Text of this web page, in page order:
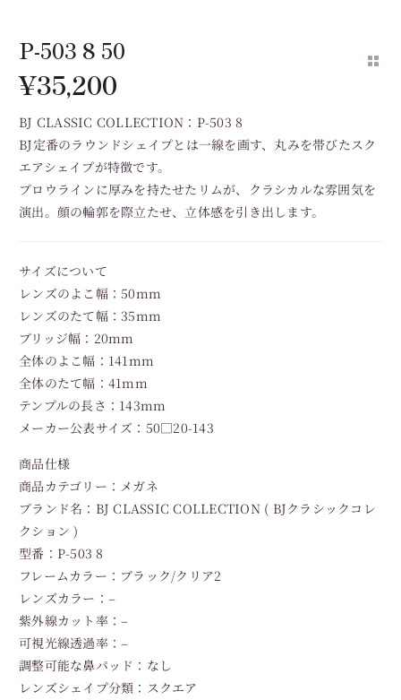
P-503 8 50
¥35,200
BJ CLASSIC COLLECTION：P-503 8
BJ定番のラウンドシェイプとは一線を画す、丸みを帯びたスク
エアシェイプが特徴です。
ブロウラインに厚みを持たせたリムが、クラシカルな雰囲気を
演出。顔の輪郭を際立たせ、立体感を引き出します。
サイズについて
レンズのよこ幅：50mm
レンズのたて幅：35mm
ブリッジ幅：20mm
全体のよこ幅：141mm
全体のたて幅：41mm
テンプルの長さ：143mm
メーカー公表サイズ：50□20-143
商品仕様
商品カテゴリー：メガネ
ブランド名：BJ CLASSIC COLLECTION ( BJクラシックコレ
クション )
型番：P-503 8
フレームカラー：ブラック/クリア2
レンズカラー：–
紫外線カット率：–
可視光線透過率：–
調整可能な鼻パッド：なし
レンズシェイプ分類：スクエア